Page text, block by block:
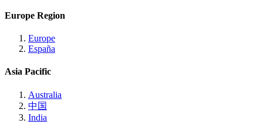
Europe Region
Europe
España
Asia Pacific
Australia
中国
India